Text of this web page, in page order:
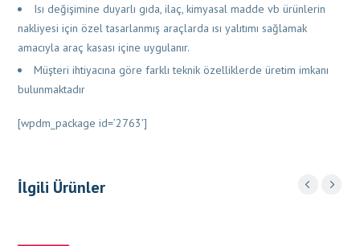
Isı değişimine duyarlı gıda, ilaç, kimyasal madde vb ürünlerin
nakliyesi için özel tasarlanmış araçlarda ısı yalıtımı sağlamak
amacıyla araç kasası içine uygulanır.
Müşteri ihtiyacına göre farklı teknik özelliklerde üretim imkanı
bulunmaktadır
[wpdm_package id=’2763′]
İlgili Ürünler